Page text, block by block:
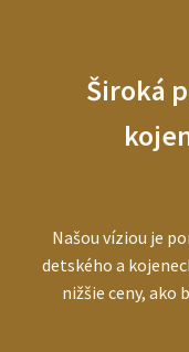
Široká
Našou víziou je
detského a
nižšie ceny, ako